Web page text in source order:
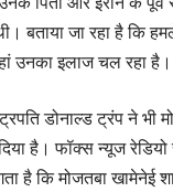
बताया जा रहा है कि
उनका इलाज चल रहा है।
डोनाल्ड ट्रंप ने भी
है। फॉक्स न्यूज रेडियो
है कि मोजतबा खामेनेई